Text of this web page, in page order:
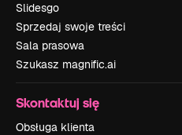
Slidesgo
Sprzedaj swoje treści
Sala prasowa
Szukasz magnific.ai
Skontaktuj się
Obsługa klienta